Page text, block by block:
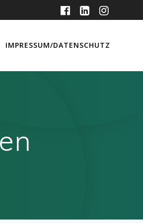
IMPRESSUM/DATENSCHUTZ